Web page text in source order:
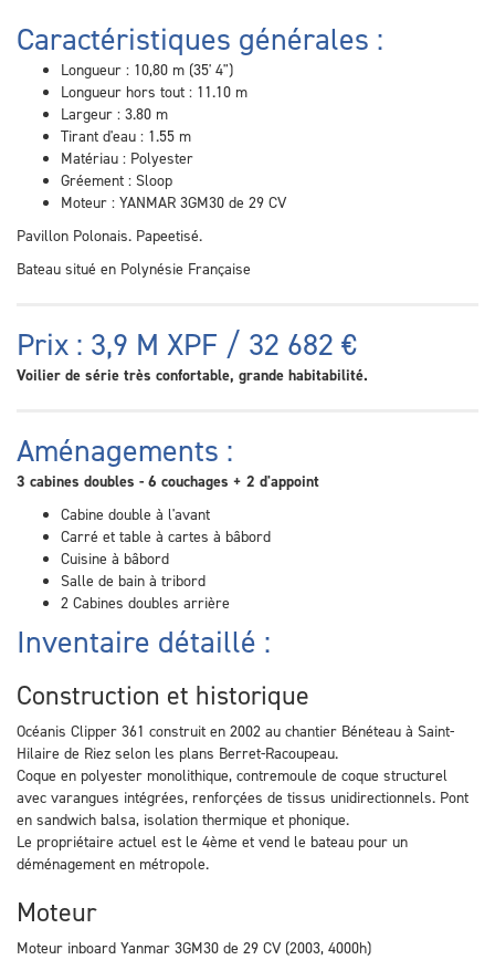
Caractéristiques générales :
Longueur : 10,80 m (35' 4")
Longueur hors tout : 11.10 m
Largeur : 3.80 m
Tirant d'eau : 1.55 m
Matériau : Polyester
Gréement : Sloop
Moteur : YANMAR 3GM30 de 29 CV
Pavillon Polonais. Papeetisé.
Bateau situé en Polynésie Française
Prix : 3,9 M XPF / 32 682 €
Voilier de série très confortable, grande habitabilité.
Aménagements :
3 cabines doubles - 6 couchages + 2 d'appoint
Cabine double à l'avant
Carré et table à cartes à bâbord
Cuisine à bâbord
Salle de bain à tribord
2 Cabines doubles arrière
Inventaire détaillé :
Construction et historique
Océanis Clipper 361 construit en 2002 au chantier Bénéteau à Saint-
Hilaire de Riez selon les plans Berret-Racoupeau.
Coque en polyester monolithique, contremoule de coque structurel
avec varangues intégrées, renforçées de tissus unidirectionnels. Pont
en sandwich balsa, isolation thermique et phonique.
Le propriétaire actuel est le 4ème et vend le bateau pour un
déménagement en métropole.
Moteur
Moteur inboard Yanmar 3GM30 de 29 CV (2003, 4000h)